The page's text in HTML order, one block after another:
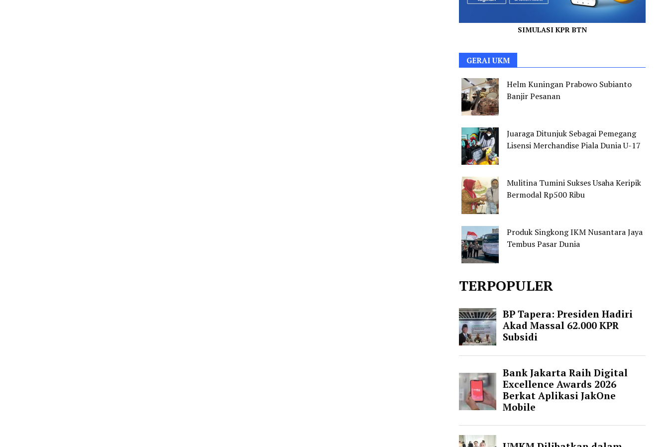
SIMULASI KPR BTN
GERAI UKM
Helm Kuningan Prabowo Subianto
Banjir Pesanan
Juaraga Ditunjuk Sebagai Pemegang
Lisensi Merchandise Piala Dunia U-17
Mulitina Tumini Sukses Usaha Keripik
Bermodal Rp500 Ribu
Produk Singkong IKM Nusantara Jaya
Tembus Pasar Dunia
TERPOPULER